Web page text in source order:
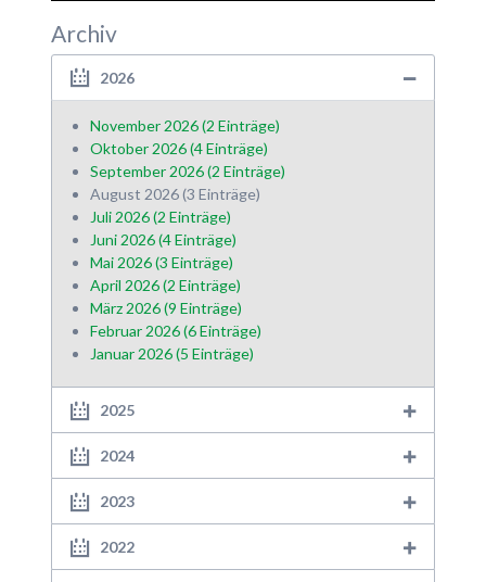
Archiv
2026
November 2026 (2 Einträge)
Oktober 2026 (4 Einträge)
September 2026 (2 Einträge)
August 2026 (3 Einträge)
Juli 2026 (2 Einträge)
Juni 2026 (4 Einträge)
Mai 2026 (3 Einträge)
April 2026 (2 Einträge)
März 2026 (9 Einträge)
Februar 2026 (6 Einträge)
Januar 2026 (5 Einträge)
2025
2024
2023
2022